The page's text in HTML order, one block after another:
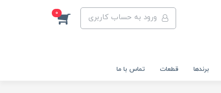
ورود به حساب کاربری 0
برندها قطعات تماس با ما